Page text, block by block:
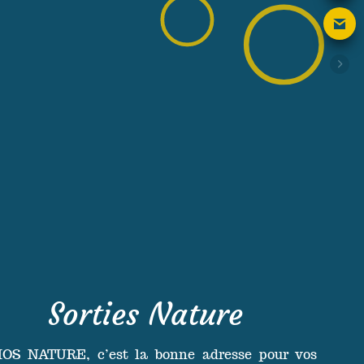
Sorties Nature
NATURE, c’est la bonne adresse pour vos